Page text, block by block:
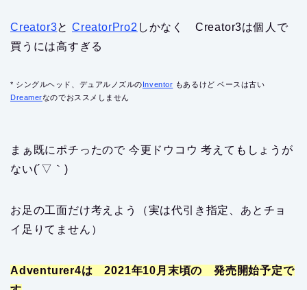
Creator3とCreatorPro2 しかなく Creator3は個人で
買うには高すぎる
* シングルヘッド、デュアルノズルのInventor もあるけど ベースは古い
Dreamerなのでおススメしません
まぁ既にポチったので 今更ドウコウ 考えてもしょうが
ない(´▽｀)
お足の工面だけ考えよう（実は代引き指定、あとチョ
イ足りてません）
Adventurer4は 2021年10月末頃の 発売開始予定で